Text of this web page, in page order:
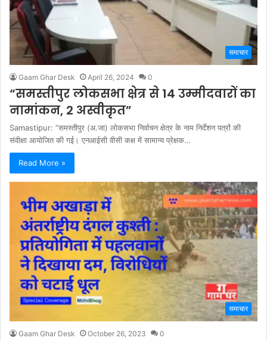
समाचार
Gaam Ghar Desk April 26, 2024 0
“समस्तीपुर लोकसभा क्षेत्र से 14 उम्मीदवारों का
नामांकन, 2 अस्वीकृत”
Samastipur: “समस्तीपुर (अ.जा) लोकसभा निर्वाचन क्षेत्र के नाम निर्देशन पत्रों की
संवीक्षा आयोजित की गई। एनआईसी वीसी कक्ष में सामान्य प्रेक्षक…
Read More »
समाचार
Gaam Ghar Desk October 26, 2023 0